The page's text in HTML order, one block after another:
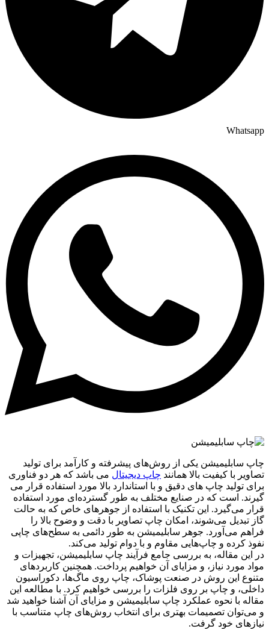
Whatsapp
چاپ سابلیمیشن یکی از روش‌های پیشرفته و کارآمد برای تولید
تصاویر با کیفیت بالا همانند چاپ دیجیتال می باشد که هر دو فناوری
برای تولید چاپ های دقیق و با استاندارد بالا مورد استفاده قرار می
گیرند. است که در صنایع مختلف به طور گسترده‌ای مورد استفاده
قرار می‌گیرد. این تکنیک با استفاده از جوهرهای خاص که به حالت
گاز تبدیل می‌شوند، امکان چاپ تصاویر با دقت و وضوح بالا را
فراهم می‌آورد. جوهر سابلیمیشن به طور دائمی به سطح‌های چاپی
نفوذ کرده و چاپ‌هایی مقاوم و با دوام تولید می‌کند.
در این مقاله، به بررسی جامع فرآیند چاپ سابلیمیشن، تجهیزات و
مواد مورد نیاز، و مزایای آن خواهیم پرداخت. همچنین کاربردهای
متنوع این روش در صنعت پوشاک، چاپ روی ماگ‌ها، دکوراسیون
داخلی، و چاپ بر روی فلزات را بررسی خواهیم کرد. با مطالعه این
مقاله با نحوه عملکرد چاپ سابلیمیشن و مزایای آن آشنا خواهید شد
و می‌توان تصمیمات بهتری برای انتخاب روش‌های چاپ متناسب با
نیازهای خود گرفت.